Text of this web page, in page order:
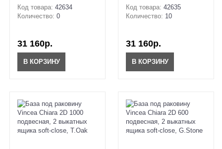
Код товара: 42634
Количество: 0
31 160р.
В КОРЗИНУ
Код товара: 42635
Количество: 10
31 160р.
В КОРЗИНУ